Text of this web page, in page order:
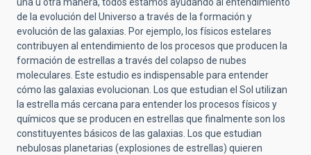
de la evolución del Universo a través de la formación y
evolución de las galaxias. Por ejemplo, los físicos estelares
contribuyen al entendimiento de los procesos que producen la
formación de estrellas a través del colapso de nubes
moleculares. Este estudio es indispensable para entender
cómo las galaxias evolucionan. Los que estudian el Sol utilizan
la estrella más cercana para entender los procesos físicos y
químicos que se producen en estrellas que finalmente son los
constituyentes básicos de las galaxias. Los que estudian
nebulosas planetarias (explosiones de estrellas) quieren